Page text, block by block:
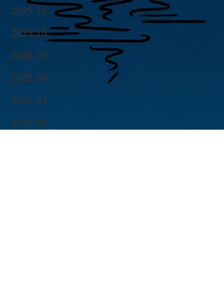
2025.11
2025.10
2025.09
2025.08
2025.07
2025.06